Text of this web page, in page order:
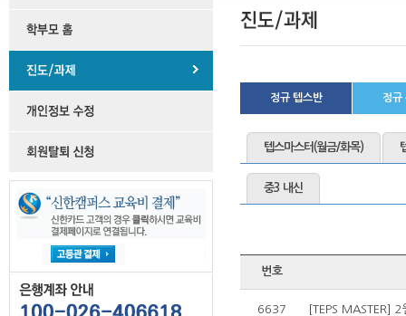
찾아오시는 길
정규 텝스반 정규
텝스마스터(월금/화목)
중3 내신
번호
6637 [TEPS MASTER]